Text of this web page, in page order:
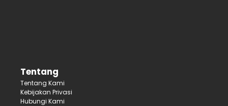
Tentang
Tentang Kami
Kebijakan Privasi
Hubungi Kami